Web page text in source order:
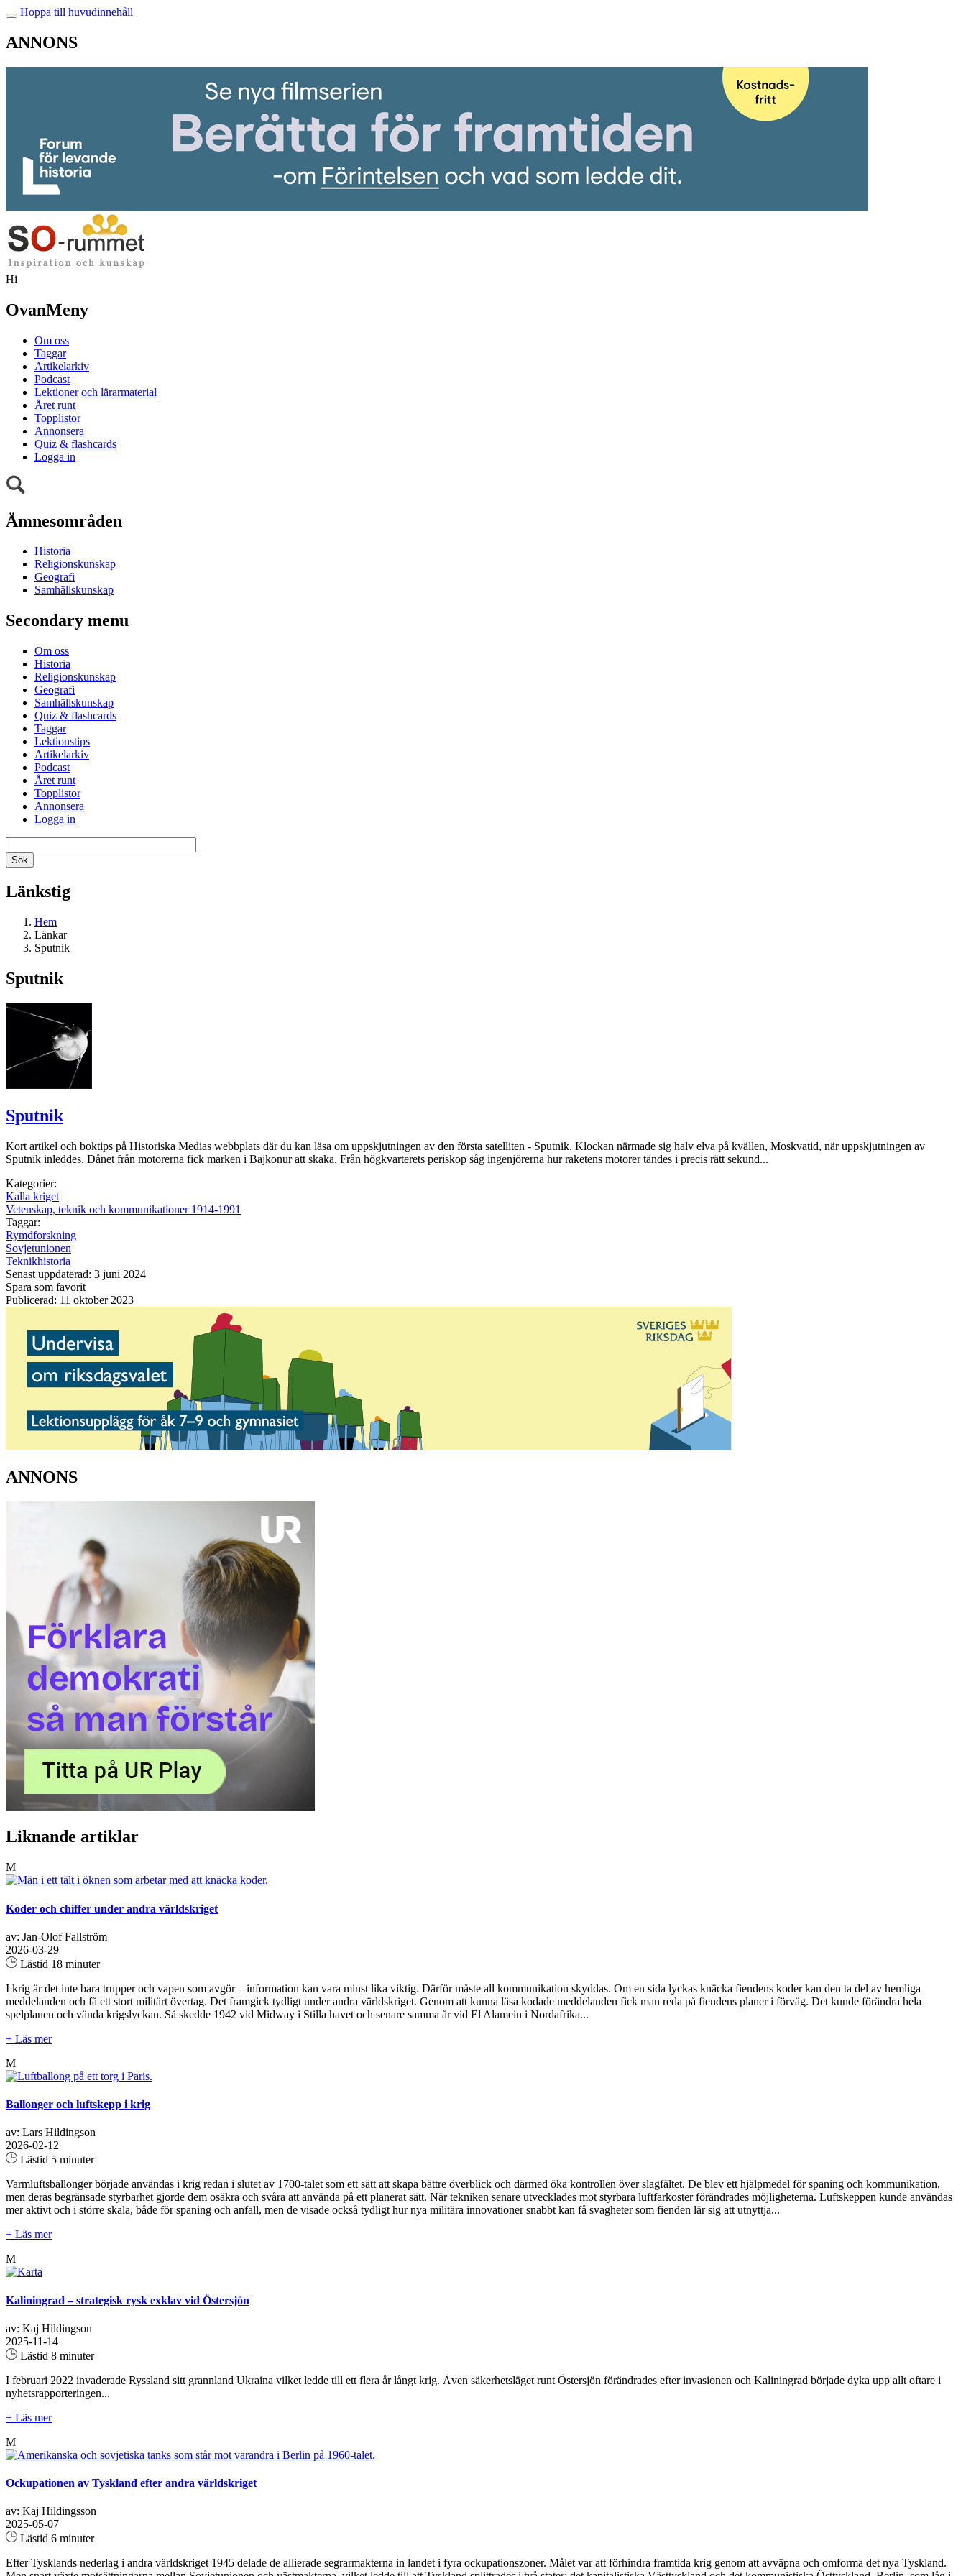
Hoppa till huvudinnehåll
ANNONS
Hi
OvanMeny
Om oss
Taggar
Artikelarkiv
Podcast
Lektioner och lärarmaterial
Året runt
Topplistor
Annonsera
Quiz & flashcards
Logga in
Ämnesområden
Historia
Religionskunskap
Geografi
Samhällskunskap
Secondary menu
Om oss
Historia
Religionskunskap
Geografi
Samhällskunskap
Quiz & flashcards
Taggar
Lektionstips
Artikelarkiv
Podcast
Året runt
Topplistor
Annonsera
Logga in
Länkstig
Hem
Länkar
Sputnik
Sputnik
Sputnik
Kort artikel och boktips på Historiska Medias webbplats där du kan läsa om uppskjutningen av den första satelliten - Sputnik. Klockan närmade sig halv elva på kvällen, Moskvatid, när uppskjutningen av
Sputnik inleddes. Dånet från motorerna fick marken i Bajkonur att skaka. Från högkvarterets periskop såg ingenjörerna hur raketens motorer tändes i precis rätt sekund...
Kategorier:
Kalla kriget
Vetenskap, teknik och kommunikationer 1914-1991
Taggar:
Rymdforskning
Sovjetunionen
Teknikhistoria
Senast uppdaterad: 3 juni 2024
Spara som favorit
Publicerad: 11 oktober 2023
ANNONS
Liknande artiklar
M
Koder och chiffer under andra världskriget
av: Jan-Olof Fallström
2026-03-29
Lästid 18 minuter
I krig är det inte bara trupper och vapen som avgör – information kan vara minst lika viktig. Därför måste all kommunikation skyddas. Om en sida lyckas knäcka fiendens koder kan den ta del av hemliga
meddelanden och få ett stort militärt övertag. Det framgick tydligt under andra världskriget. Genom att kunna läsa kodade meddelanden fick man reda på fiendens planer i förväg. Det kunde förändra hela
spelplanen och vända krigslyckan. Så skedde 1942 vid Midway i Stilla havet och senare samma år vid El Alamein i Nordafrika...
+ Läs mer
M
Ballonger och luftskepp i krig
av: Lars Hildingson
2026-02-12
Lästid 5 minuter
Varmluftsballonger började användas i krig redan i slutet av 1700-talet som ett sätt att skapa bättre överblick och därmed öka kontrollen över slagfältet. De blev ett hjälpmedel för spaning och kommunikation,
men deras begränsade styrbarhet gjorde dem osäkra och svåra att använda på ett planerat sätt. När tekniken senare utvecklades mot styrbara luftfarkoster förändrades möjligheterna. Luftskeppen kunde användas
mer aktivt och i större skala, både för spaning och anfall, men de visade också tydligt hur nya militära innovationer snabbt kan få svagheter som fienden lär sig att utnyttja...
+ Läs mer
M
Kaliningrad – strategisk rysk exklav vid Östersjön
av: Kaj Hildingson
2025-11-14
Lästid 8 minuter
I februari 2022 invaderade Ryssland sitt grannland Ukraina vilket ledde till ett flera år långt krig. Även säkerhetsläget runt Östersjön förändrades efter invasionen och Kaliningrad började dyka upp allt oftare i
nyhetsrapporteringen...
+ Läs mer
M
Ockupationen av Tyskland efter andra världskriget
av: Kaj Hildingsson
2025-05-07
Lästid 6 minuter
Efter Tysklands nederlag i andra världskriget 1945 delade de allierade segrarmakterna in landet i fyra ockupationszoner. Målet var att förhindra framtida krig genom att avväpna och omforma det nya Tyskland.